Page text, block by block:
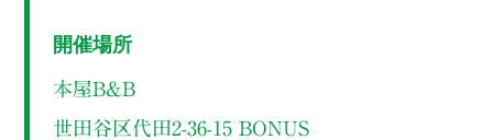
開催場所
本屋B&B
世田谷区代田2-36-15 BONUS